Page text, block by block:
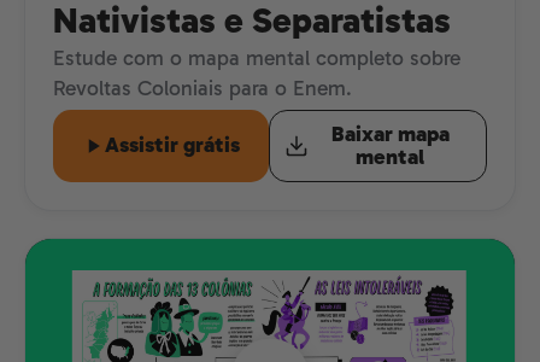
Nativistas e Separatistas
Estude com o mapa mental completo sobre
Revoltas Coloniais para o Enem.
Assistir grátis
Baixar mapa
mental